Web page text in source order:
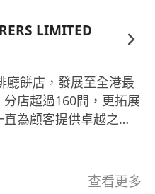
LIMITED
廳餅店，發展至全港最
店超過160間，更拓展
為顧客提供卓越之品
查看更多